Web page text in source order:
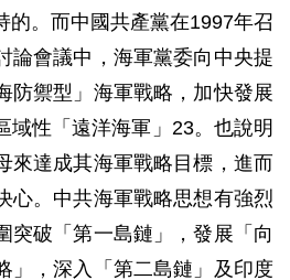
的。而中國共產黨在1997年召
論會議中，海軍黨委向中央提
防禦型」海軍戰略，加快發展
域性「遠洋海軍」23。也說明
來達成其海軍戰略目標，進而
心。中共海軍戰略思想有強烈
突破「第一島鏈」，發展「向
」，深入「第二島鏈」及印度